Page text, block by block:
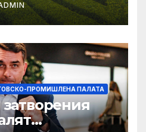
ПРОМИШЛЕНА ПАЛАТА